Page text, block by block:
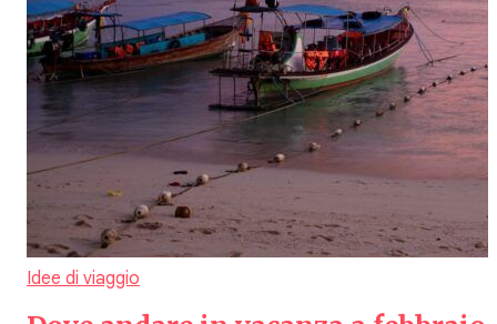
Idee di viaggio